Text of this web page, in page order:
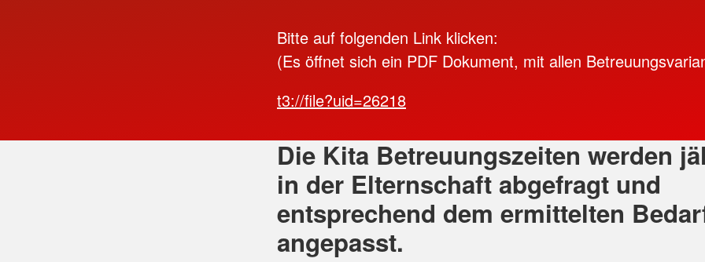
Bitte auf folgenden Link klicken:
(Es öffnet sich ein PDF Dokument, mit allen
t3://file?uid=26218
Die Kita Betreuungszeiten werden
in der Elternschaft abgefragt und
entsprechend dem ermittelten
angepasst.